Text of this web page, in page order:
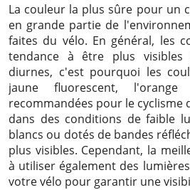
La couleur la plus sûre pour un
en grande partie de
faites du vélo. En général, les
tendance à être plus visibles
diurnes, c'est pourquoi les
jaune fluorescent,
recommandées pour le cyclisme
dans des conditions de faible
blancs ou dotés de bandes
plus visibles. Cependant, la
à utiliser également des
votre vélo pour garantir une